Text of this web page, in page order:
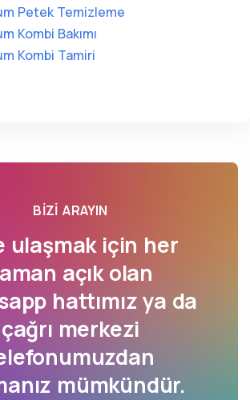
Petek Temizleme
Kombi Bakımı
Kombi Tamiri
BIZI ARAYIN
ulaşmak için her
açık olan
hattımız ya da
çağrı merkezi
mümkündür.